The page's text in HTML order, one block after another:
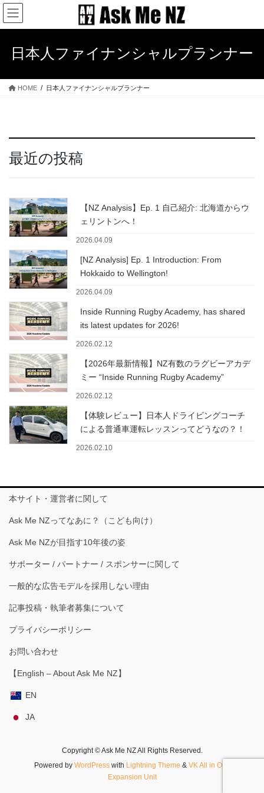
コ
ン
テ
ス
ナ
ビ
ゲ
ン
日本人ファイナンシャルプランナー
HOME 日本人ファイナンシャルプランナー
最近の投稿
【NZ Analysis】Ep. 1 自己紹介: 北海道からウ
ェリントンへ！
2026.04.09
[NZ Analysis] Ep. 1 Introduction: From
Hokkaido to Wellington!
2026.04.09
Inside Running Rugby Academy, has shared
its latest updates for 2026!
2026.02.12
【2026年最新情報】NZ有数のラグビーアカデ
ミー “Inside Running Rugby Academy”
2026.02.12
【体験レビュー】日本人ドライビングコーチ
による普通車運転レッスンってどうなの？！
2026.02.10
本サイト・運営者に関して
Ask Me NZってなあに？（こども向け）
Ask Me NZが目指す10年後の姿
サポーター / パートナー / スポンサーに関して
一般的な広告モデルを採用しない理由
記事投稿・執筆者募集について
プライバシーポリシー
お問い合わせ
【English – About Ask Me NZ】
EN
JA
Copyright © Ask Me NZ All Rights Reserved.
Powered by WordPresswith Lightning Theme & VK All in One
Expansion Unit